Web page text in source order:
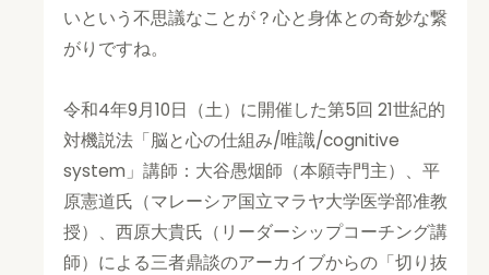
いという不思議なことが？心と身体との奇妙な繋
がりですね。
令和4年9月10日（土）に開催した第5回 21世紀的
対機説法「脳と心の仕組み/唯識/cognitive
system」講師：大谷愚烟師（本願寺門主）、平
原憲道氏（マレーシア国立マラヤ大学医学部准教
授）、西原大貴氏（リーダーシップコーチング講
師）による三者鼎談のアーカイブからの「切り抜